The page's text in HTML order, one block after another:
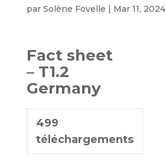
par Solène Fovelle | Mar 11, 2024
Fact sheet
– T1.2
Germany
499
téléchargements